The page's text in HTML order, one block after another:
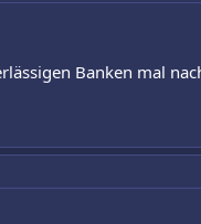
Banken mal